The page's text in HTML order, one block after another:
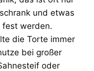
und etwas
fest werden.
die Torte immer
bei großer
oder